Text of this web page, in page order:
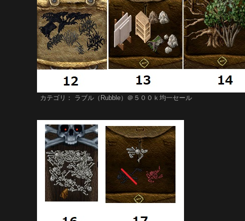
カテゴリ： ラブル（Rubble）＠５００ｋ均一セール